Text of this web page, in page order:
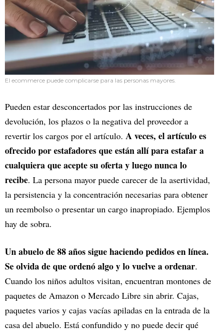
El ecommerce puede complicarse para las personas mayores.
Pueden estar desconcertados por las instrucciones de
devolución, los plazos o la negativa del proveedor a
revertir los cargos por el artículo. A veces, el artículo es
ofrecido por estafadores que están allí para estafar a
cualquiera que acepte su oferta y luego nunca lo
recibe. La persona mayor puede carecer de la asertividad,
la persistencia y la concentración necesarias para obtener
un reembolso o presentar un cargo inapropiado. Ejemplos
hay de sobra.
Un abuelo de 88 años sigue haciendo pedidos en línea.
Se olvida de que ordenó algo y lo vuelve a ordenar.
Cuando los niños adultos visitan, encuentran montones de
paquetes de Amazon o Mercado Libre sin abrir. Cajas,
paquetes varios y cajas vacías apiladas en la entrada de la
casa del abuelo. Está confundido y no puede decir qué